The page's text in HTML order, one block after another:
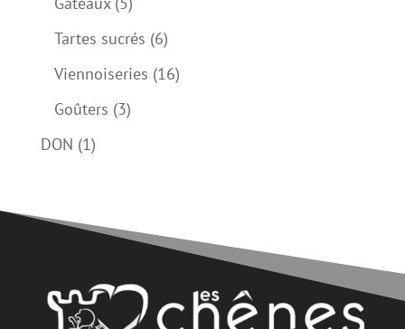
produits
Tartes sucrés 66
produits
Viennoiseries 1616
Goûters 33
DON 11